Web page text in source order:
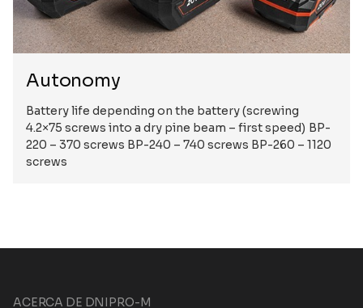
Autonomy
Battery life depending on the battery (screwing
4.2×75 screws into a dry pine beam – first speed) BP-
220 – 370 screws BP-240 – 740 screws BP-260 – 1120
screws
ACERCA DE DNIPRO-M